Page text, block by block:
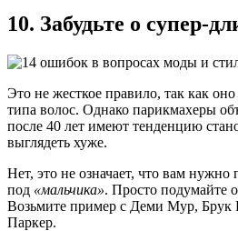
10. Забудьте о супер-
Это не жесткое правило, так как
типа волос. Однако парикмахеры
после 40 лет имеют тенденцию
выглядеть хуже.
Нет, это не означает, что вам нужно
под «мальчика». Просто подумайте
Возьмите пример с Деми Мур,
Паркер.